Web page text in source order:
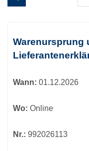
Tabellenüberschriften
sortiert
Warenursprung
Wann: 01.12.2026
Wo: Online
Nr.: 992026113